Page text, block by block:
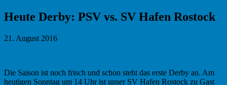
Heute Derby: PSV vs. SV Hafen Rostock
21. August 2016
Die Saison ist noch frisch und schon steht das erste Derby an. Am
heutigen Sonntag um 14 Uhr ist unser SV Hafen Rostock zu Gast